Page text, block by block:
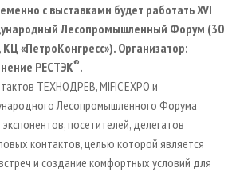
с выставками будет работатьXVI
Лесопромышленный Форум (30
КЦ «ПетроКонгресс»). Организатор:
РЕСТЭК®.
ТЕХНОДРЕВ, MIFIC EXPO и
Лесопромышленного Форума
посетителей, делегатов
контактов, целью которой является
и создание комфортных условий для